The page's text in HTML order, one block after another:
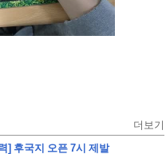
더보기
] 후국지 오픈 7시 제발